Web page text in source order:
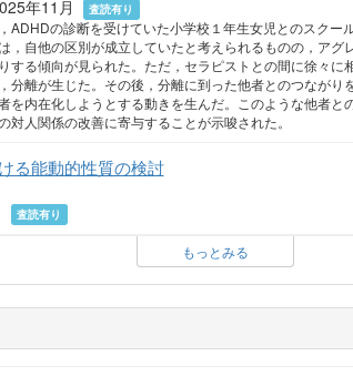
年11月
査読有り
ADHDの診断を受けていた小学校１年生女児とのスクー
，自他の区別が成立していたと考えられるものの，アグ
する傾向が見られた。ただ，セラピストとの間に徐々
分離が生じた。その後，分離に到った他者とのつなが
を内在化しようとする動きを生んだ。このような他者と
人関係の改善に寄与することが示唆された。
る能動的性質の検討
査読有り
もっとみる